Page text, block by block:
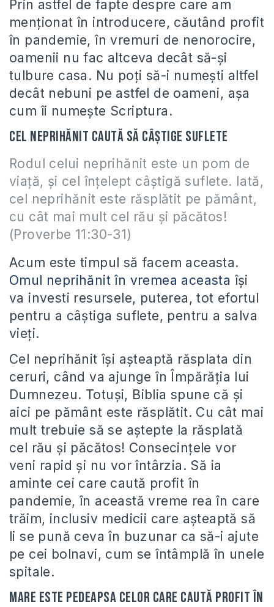
Prin astfel de fapte despre care am
menționat în introducere, căutând profit
în pandemie, în vremuri de nenorocire,
oamenii nu fac altceva decât să-și
tulbure casa. Nu poți să-i numești altfel
decât nebuni pe astfel de oameni, așa
cum îi numește Scriptura.
Cel neprihănit caută să câștige suflete
Rodul celui neprihănit este un pom de
viață, și cel înțelept câștigă suflete. Iată,
cel neprihănit este răsplătit pe pământ,
cu cât mai mult cel rău și păcătos!
(Proverbe 11:30-31)
Acum este timpul să facem aceasta.
Omul neprihănit în vremea aceasta își
va investi resursele, puterea, tot efortul
pentru a câștiga suflete, pentru a salva
vieți.
Cel neprihănit își așteaptă răsplata din
ceruri, când va ajunge în Împărăția lui
Dumnezeu. Totuși, Biblia spune că și
aici pe pământ este răsplătit. Cu cât mai
mult trebuie să se aștepte la răsplată
cel rău și păcătos! Consecințele vor
veni rapid și nu vor întârzia. Să ia
aminte cei care caută profit în
pandemie, în această vreme rea în care
trăim, inclusiv medicii care așteaptă să
li se pună ceva în buzunar ca să-i ajute
pe cei bolnavi, cum se întâmplă în unele
spitale.
Mare este pedeapsa celor care caută profit în